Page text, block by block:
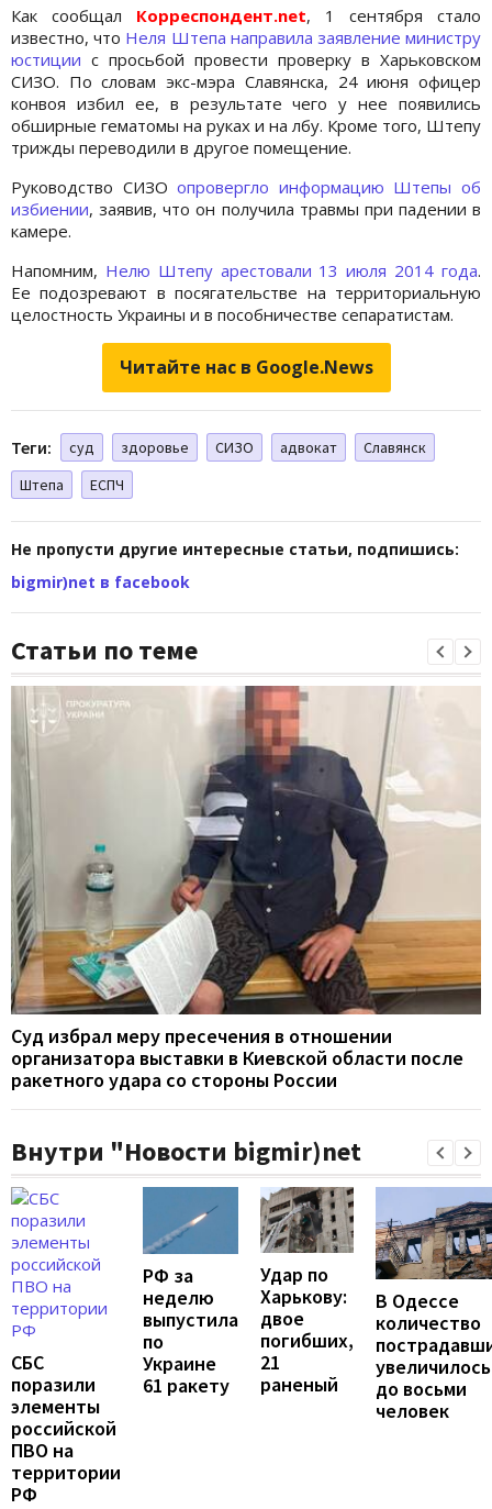
Как сообщал Корреспондент.net, 1 сентября стало
известно, что Неля Штепа направила заявление министру
юстиции с просьбой провести проверку в Харьковском
СИЗО. По словам экс-мэра Славянска, 24 июня офицер
конвоя избил ее, в результате чего у нее появились
обширные гематомы на руках и на лбу. Кроме того, Штепу
трижды переводили в другое помещение.
Руководство СИЗОопровергло информацию Штепы об
избиении, заявив, что он получила травмы при падении в
камере.
Напомним, Нелю Штепу арестовали 13 июля 2014 года.
Ее подозревают в посягательстве на территориальную
целостность Украины и в пособничестве сепаратистам.
Читайте нас в Google.News
Теги: суд здоровье СИЗО адвокат
Славянск
Штепа
ЕСПЧ
Не пропусти другие интересные статьи, подпишись:
bigmir)net в facebook
Статьи по теме
Суд избрал меру пресечения в отношении
организатора выставки в Киевской области после
ракетного удара со стороны России
Внутри "Новости bigmir)net
СБС
поразили
элементы
российской
ПВО на
территории
РФ
РФ за
неделю
выпустила
по
Украине
61 ракету
Удар по
Харькову:
двое
погибших,
21
раненый
В Одессе
количество
увеличилось
до восьми
человек